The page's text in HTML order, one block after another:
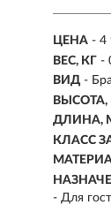
ЦЕНА - 4
ВЕС, КГ -
ВИД -
ДЛИНА,
КЛАСС
- Для